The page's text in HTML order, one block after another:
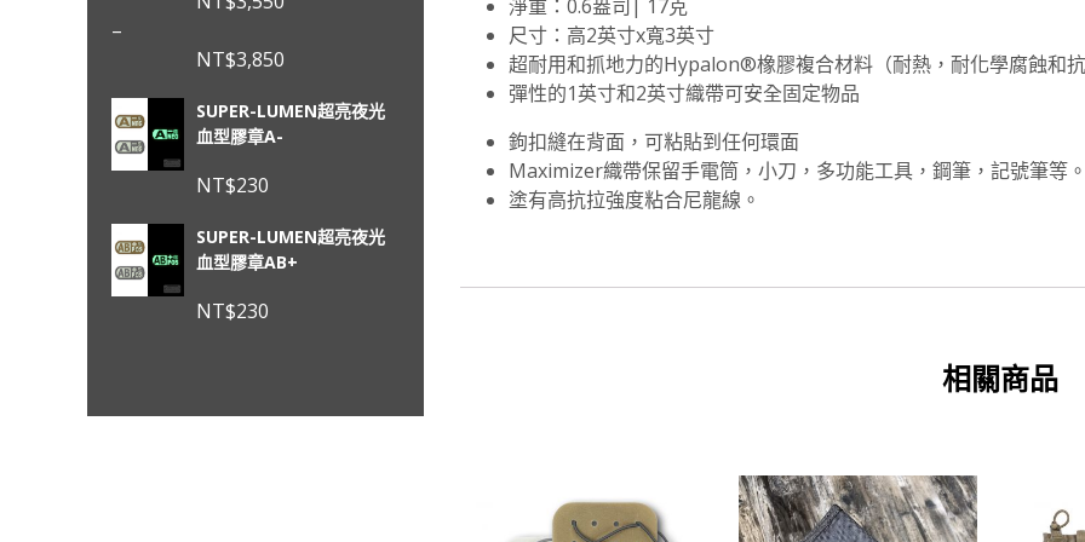
–
NT$3,850
格
範
圍：
到
NT$3,850
SUPER-LUMEN超亮夜光
血型膠章A-
NT$230
SUPER-LUMEN超亮夜光
血型膠章AB+
NT$230
淨重：0.6盎司| 17克
尺寸：高2英寸x寬3英寸
超耐用和抓地力的Hypalon®橡膠複合材料（耐熱，耐化學腐蝕和
彈性的1英寸和2英寸織帶可安全固定物品
鉤扣縫在背面，可粘貼到任何環面
Maximizer織帶保留手電筒，小刀，多功能工具，鋼筆，記號筆等
塗有高抗拉強度粘合尼龍線。
相關商品